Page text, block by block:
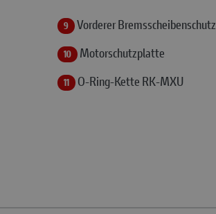
9 Vorderer Bremsscheibenschutz
10 Motorschutzplatte
11 O-Ring-Kette RK-MXU